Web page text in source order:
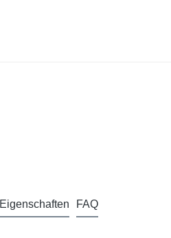
Eigenschaften FAQ